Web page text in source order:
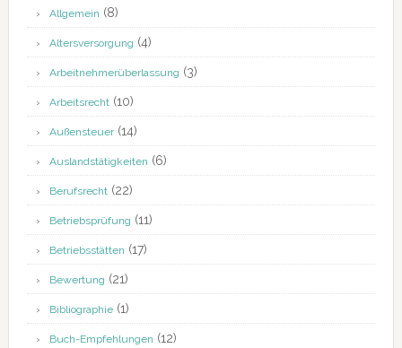
Allgemein (8)
Altersversorgung (4)
Arbeitnehmerüberlassung (3)
Arbeitsrecht(10)
Außensteuer(14)
Auslandstätigkeiten (6)
Berufsrecht(22)
Betriebsprüfung (11)
Betriebsstätten (17)
Bewertung (21)
Bibliographie(1)
Buch-Empfehlungen (12)